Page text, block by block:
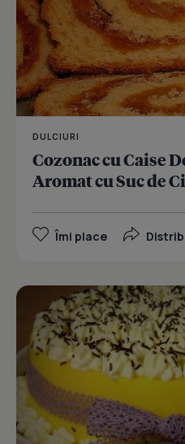
DULCIURI
Cozonac cu Caise
Aromat cu Suc de
Îmi place